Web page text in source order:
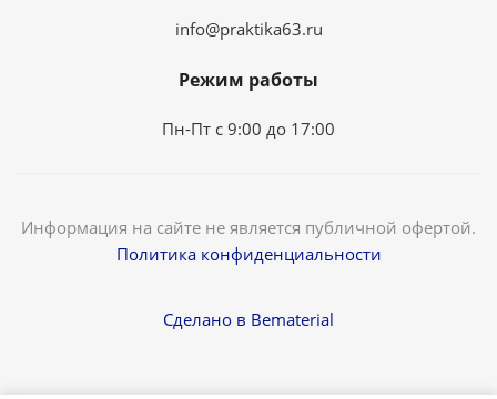
info@praktika63.ru
Режим работы
Пн-Пт с 9:00 до 17:00
Информация на сайте не является публичной офертой.
Политика конфиденциальности
Сделано в Bematerial